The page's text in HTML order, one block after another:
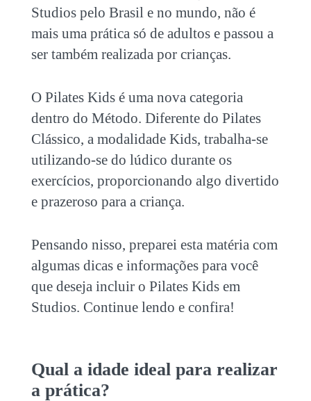
Studios pelo Brasil e no mundo, não é
mais uma prática só de adultos e passou a
ser também realizada por crianças.
O Pilates Kids é uma nova categoria
dentro do Método. Diferente do Pilates
Clássico, a modalidade Kids, trabalha-se
utilizando-se do lúdico durante os
exercícios, proporcionando algo divertido
e prazeroso para a criança.
Pensando nisso, preparei esta matéria com
algumas dicas e informações para você
que deseja incluir o Pilates Kids em
Studios. Continue lendo e confira!
Qual a idade ideal para realizar
a prática?